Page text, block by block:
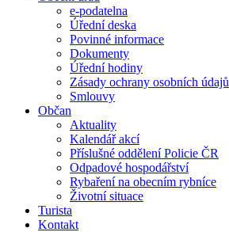
e-podatelna
Úřední deska
Povinné informace
Dokumenty
Úřední hodiny
Zásady ochrany osobních údajů
Smlouvy
Občan
Aktuality
Kalendář akcí
Příslušné oddělení Policie ČR
Odpadové hospodářství
Rybaření na obecním rybníce
Životní situace
Turista
Kontakt